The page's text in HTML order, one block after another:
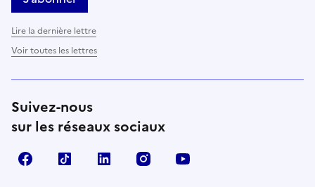
Lire la dernière lettre
Voir toutes les lettres
Suivez-nous
sur les réseaux sociaux
FacebookTikTok LinkedIn Instagram